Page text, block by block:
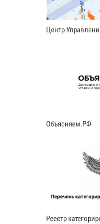
Центр
Объясняем.РФ
Реестр